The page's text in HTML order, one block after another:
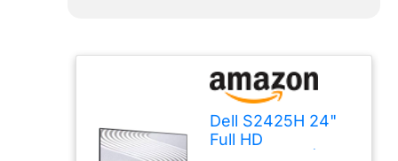
Dell S2425H 24"
Full HD